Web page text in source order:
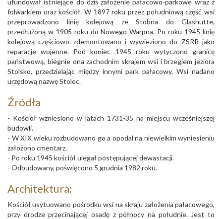
ufundował istniejące do dziś założenie pałacowo-parkowe wraz z
folwarkiem oraz kościół. W 1897 roku przez południową część wsi
przeprowadzono linię kolejową ze Stobna do Glashutte,
przedłużoną w 1905 roku do Nowego Warpna. Po roku 1945 linię
kolejową częściowo zdemontowano i wywieziono do ZSRR jako
reparacje wojenne. Pod koniec 1945 roku wytyczono granicę
państwową, biegnie ona zachodnim skrajem wsi i brzegiem jeziora
Stolsko, przedzielając między innymi park pałacowy. Wsi nadano
urzędową nazwę Stolec.
Źródła
- Kościół wzniesiono w latach 1731-35 na miejscu wcześniejszej
budowli.
- W XIX wieku rozbudowano go a opodal na niewielkim wyniesieniu
założono cmentarz.
- Po roku 1945 kościół ulegał postępującej dewastacji.
- Odbudowany, poświęcono 5 grudnia 1982 roku.
Architektura:
Kościół usytuowano pośrodku wsi na skraju założenia pałacowego,
przy drodze przecinającej osadę z północy na południe. Jest to